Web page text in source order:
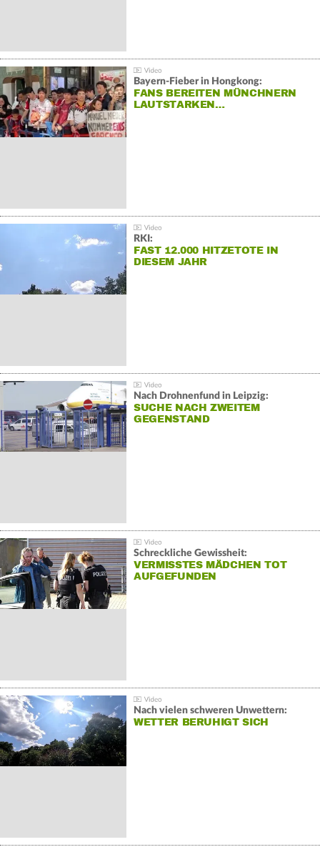
Bayern-Fieber in Hongkong:
FANS BEREITEN MÜNCHNERN
LAUTSTARKEN…
RKI:
FAST 12.000 HITZETOTE IN
DIESEM JAHR
Nach Drohnenfund in Leipzig:
SUCHE NACH ZWEITEM
GEGENSTAND
Schreckliche Gewissheit:
VERMISSTES MÄDCHEN TOT
AUFGEFUNDEN
Nach vielen schweren Unwettern:
WETTER BERUHIGT SICH